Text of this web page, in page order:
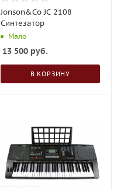
Jonson&Co JC 2108
Синтезатор
Мало
13 500 руб.
В КОРЗИНУ